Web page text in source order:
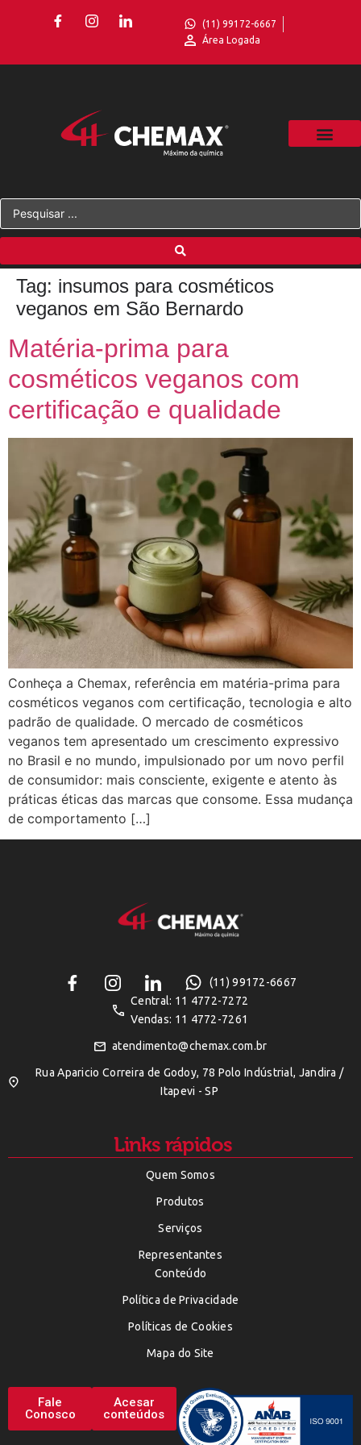
(11) 99172-6667
Área Logada
Tag: insumos para cosméticos
veganos em São Bernardo
Matéria-prima para
cosméticos veganos com
certificação e qualidade
Conheça a Chemax, referência em matéria-prima para
cosméticos veganos com certificação, tecnologia e alto
padrão de qualidade. O mercado de cosméticos
veganos tem apresentado um crescimento expressivo
no Brasil e no mundo, impulsionado por um novo perfil
de consumidor: mais consciente, exigente e atento às
práticas éticas das marcas que consome. Essa mudança
de comportamento […]
(11) 99172-6667
Central: 11 4772-7272
Vendas: 11 4772-7261
atendimento@chemax.com.br
Rua Aparicio Correira de Godoy, 78 Polo Indústrial, Jandira /
Itapevi - SP
Links rápidos
Quem Somos
Produtos
Serviços
Representantes
Conteúdo
Política de Privacidade
Políticas de Cookies
Mapa do Site
Fale
Conosco
Acesar
conteúdos